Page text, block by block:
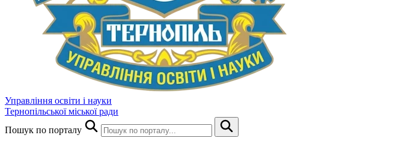
Управління освіти і науки
Тернопільської міської ради
Пошук по порталу